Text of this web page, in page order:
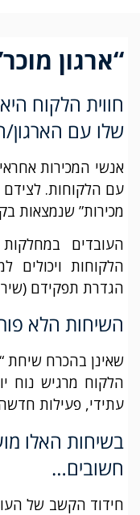
“ארגון
חווית הלקוח
שלו עם
אנשי המכירות
עם הלקוחות. לצידם
מכירות” שנמצאות
העובדים
הלקוחות
הגדרת תפקידם
השיחות הלא
שאינן בהכרח שיחת
הלקוח מרגיש נוח
עתידי, פעילות
בשיחות האלו
חשובים…
חידוד הקשב של